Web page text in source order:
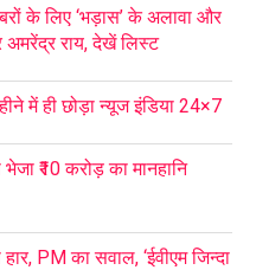
के लिए ‘भड़ास’ के अलावा और
अमरेंद्र राय, देखें लिस्ट
में ही छोड़ा न्यूज इंडिया 24×7
₹10 करोड़ का मानहानि
PM का सवाल, ‘ईवीएम जिन्दा